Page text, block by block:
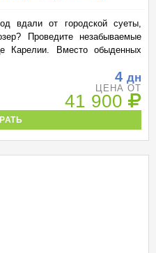
вдали от городской суеты,
Проведите незабываемые
Карелии. Вместо обыденных
4 дн
ЦЕНА ОТ
41 900